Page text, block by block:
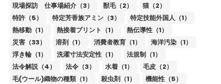
現場探訪 仕事場紹介（3）
獣毛（2）
猫（2）
特許（5）
特定芳香族アミン（3）
特定技能外国人（1）
熱移動（1）
熱接着プリント（1）
熱伝導性（1）
災害（33）
溶剤（1） 消費者教育（1）
海洋汚染（1）
浮き輪（1）
洗濯寸法安定性（1）
法規制（1）
法令解説（4）
法令（3） 水着（1）
毛皮（2）
毛(ウール)織物の種類（1）
殺虫剤（1）
機能性（5）